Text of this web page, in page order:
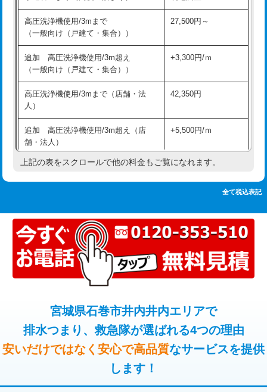
追加人工 16,500円
廃棄・処分 現場見積
※給水管工事は20mmまでの価格です。
持込商品取付（混合水栓）
持込商品取付（浄水器・分岐水栓） 16,500円
業）
排水管工事（追加 排水管工事/3ｍ超
え）
マス交換（土の掘削・埋め戻し作業） 11,000円~
マス交換（深さ50㎝以上） 66,000円
コンクリート斫り（厚さ10㎝まで） 27,500円
コンクリート斫り（厚さ10㎝超え） 38,500円
モルタル補修（厚さ10㎝まで） 27,500円
モルタル補修（厚さ10㎝超え） 38,500円
追加人工 16,500円
高圧洗浄機使用/3mまで
（一般向け（戸建て・集合））
27,500円～
追加 高圧洗浄機使用/3m超え
（一般向け（戸建て・集合））
+3,300円/ｍ
高圧洗浄機使用/3mまで（店舗・法
人）
42,350円
追加 高圧洗浄機使用/3m超え（店
舗・法人）
+5,500円/ｍ
高度高圧洗浄換 現地調査
トーラー機使用/3mまで 33,000円
追加トーラー機使用/3m超え +3,300円
カメラ調査 33,000円
止水・漏水調査・防水処理・清掃・修
理・調整・分解・加工など（軽作業）
11,000円
止水・漏水調査・防水処理・清掃・修
理・調整・分解・加工など（中作業）
22,000円
止水・漏水調査・防水処理・清掃・修
33,000円
上記の表をスクロールで他の料金もご覧になれます。
全て税込表記
宮城県石巻市井内井内エリアで
排水つまり、救急隊が選ばれる4つの理由
安いだけではなく安心で高品質なサービスを提供
します！